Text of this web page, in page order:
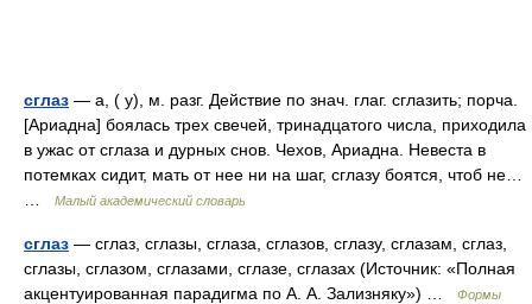
сглаз — а, ( у), м. разг. Действие по знач. глаг. сглазить; порча.
[Ариадна] боялась трех свечей, тринадцатого числа, приходила
в ужас от сглаза и дурных снов. Чехов, Ариадна. Невеста в
потемках сидит, мать от нее ни на шаг, сглазу боятся, чтоб не…
Малый академический словарь
сглаз — сглаз, сглазы, сглаза, сглазов, сглазу, сглазам, сглаз,
сглазы, сглазом, сглазами, сглазе, сглазах (Источник: «Полная
акцентуированная парадигма по А. А. Зализняку») …
Формы